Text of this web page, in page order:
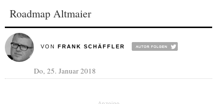
Roadmap Altmaier
VON FRANK SCHÄFFLER
Do, 25. Januar 2018